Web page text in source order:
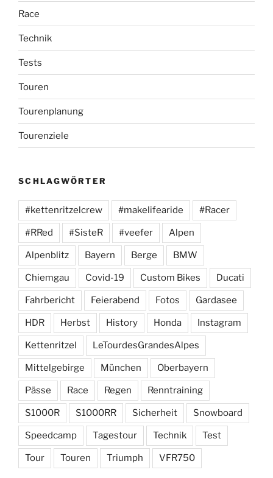
Race
Technik
Tests
Touren
Tourenplanung
Tourenziele
SCHLAGWÖRTER
#kettenritzelcrew #makelifearide #Racer
#RRed #SisteR #veefer Alpen
Alpenblitz Bayern Berge BMW
Chiemgau Covid-19 Custom Bikes Ducati
Fahrbericht Feierabend Fotos Gardasee
HDR Herbst History Honda Instagram
Kettenritzel LeTourdesGrandesAlpes
Mittelgebirge München Oberbayern
Pässe Race Regen Renntraining
S1000R S1000RR Sicherheit Snowboard
Speedcamp Tagestour Technik Test
Tour Touren Triumph VFR750